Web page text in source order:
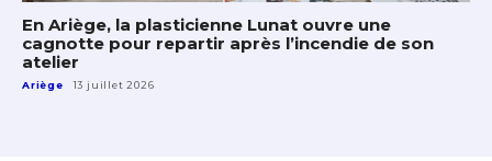
En Ariège, la plasticienne Lunat ouvre une
cagnotte pour repartir après l’incendie de son
atelier
Ariège 13 juillet 2026